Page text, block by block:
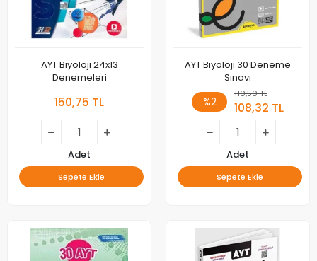
AYT Biyoloji 24x13
Denemeleri
150,75 TL
Adet
Sepete Ekle
AYT Biyoloji 30 Deneme
Sınavı
%2
110,50 TL
108,32 TL
Adet
Sepete Ekle